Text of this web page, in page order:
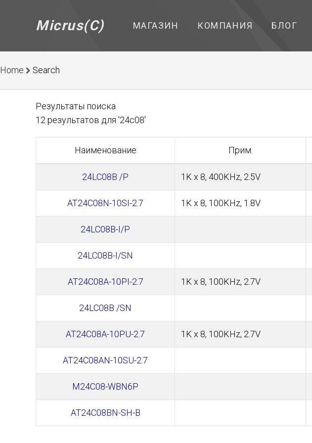
Micrus(C) МАГАЗИН КОМПАНИЯ БЛОГ
Home Search
Результаты поиска
12 результатов для '24c08'
Наименование Прим.
24LC08B /P 1K x 8, 400KHz, 2.5V
AT24C08N-10SI-2.7 1K x 8, 100KHz, 1.8V
24LC08B-I/P
24LC08B-I/SN
AT24C08A-10PI-2.7 1K x 8, 100KHz, 2.7V
24LC08B /SN
AT24C08A-10PU-2.7 1K x 8, 100KHz, 2.7V
AT24C08AN-10SU-2.7
M24C08-WBN6P
AT24C08BN-SH-B